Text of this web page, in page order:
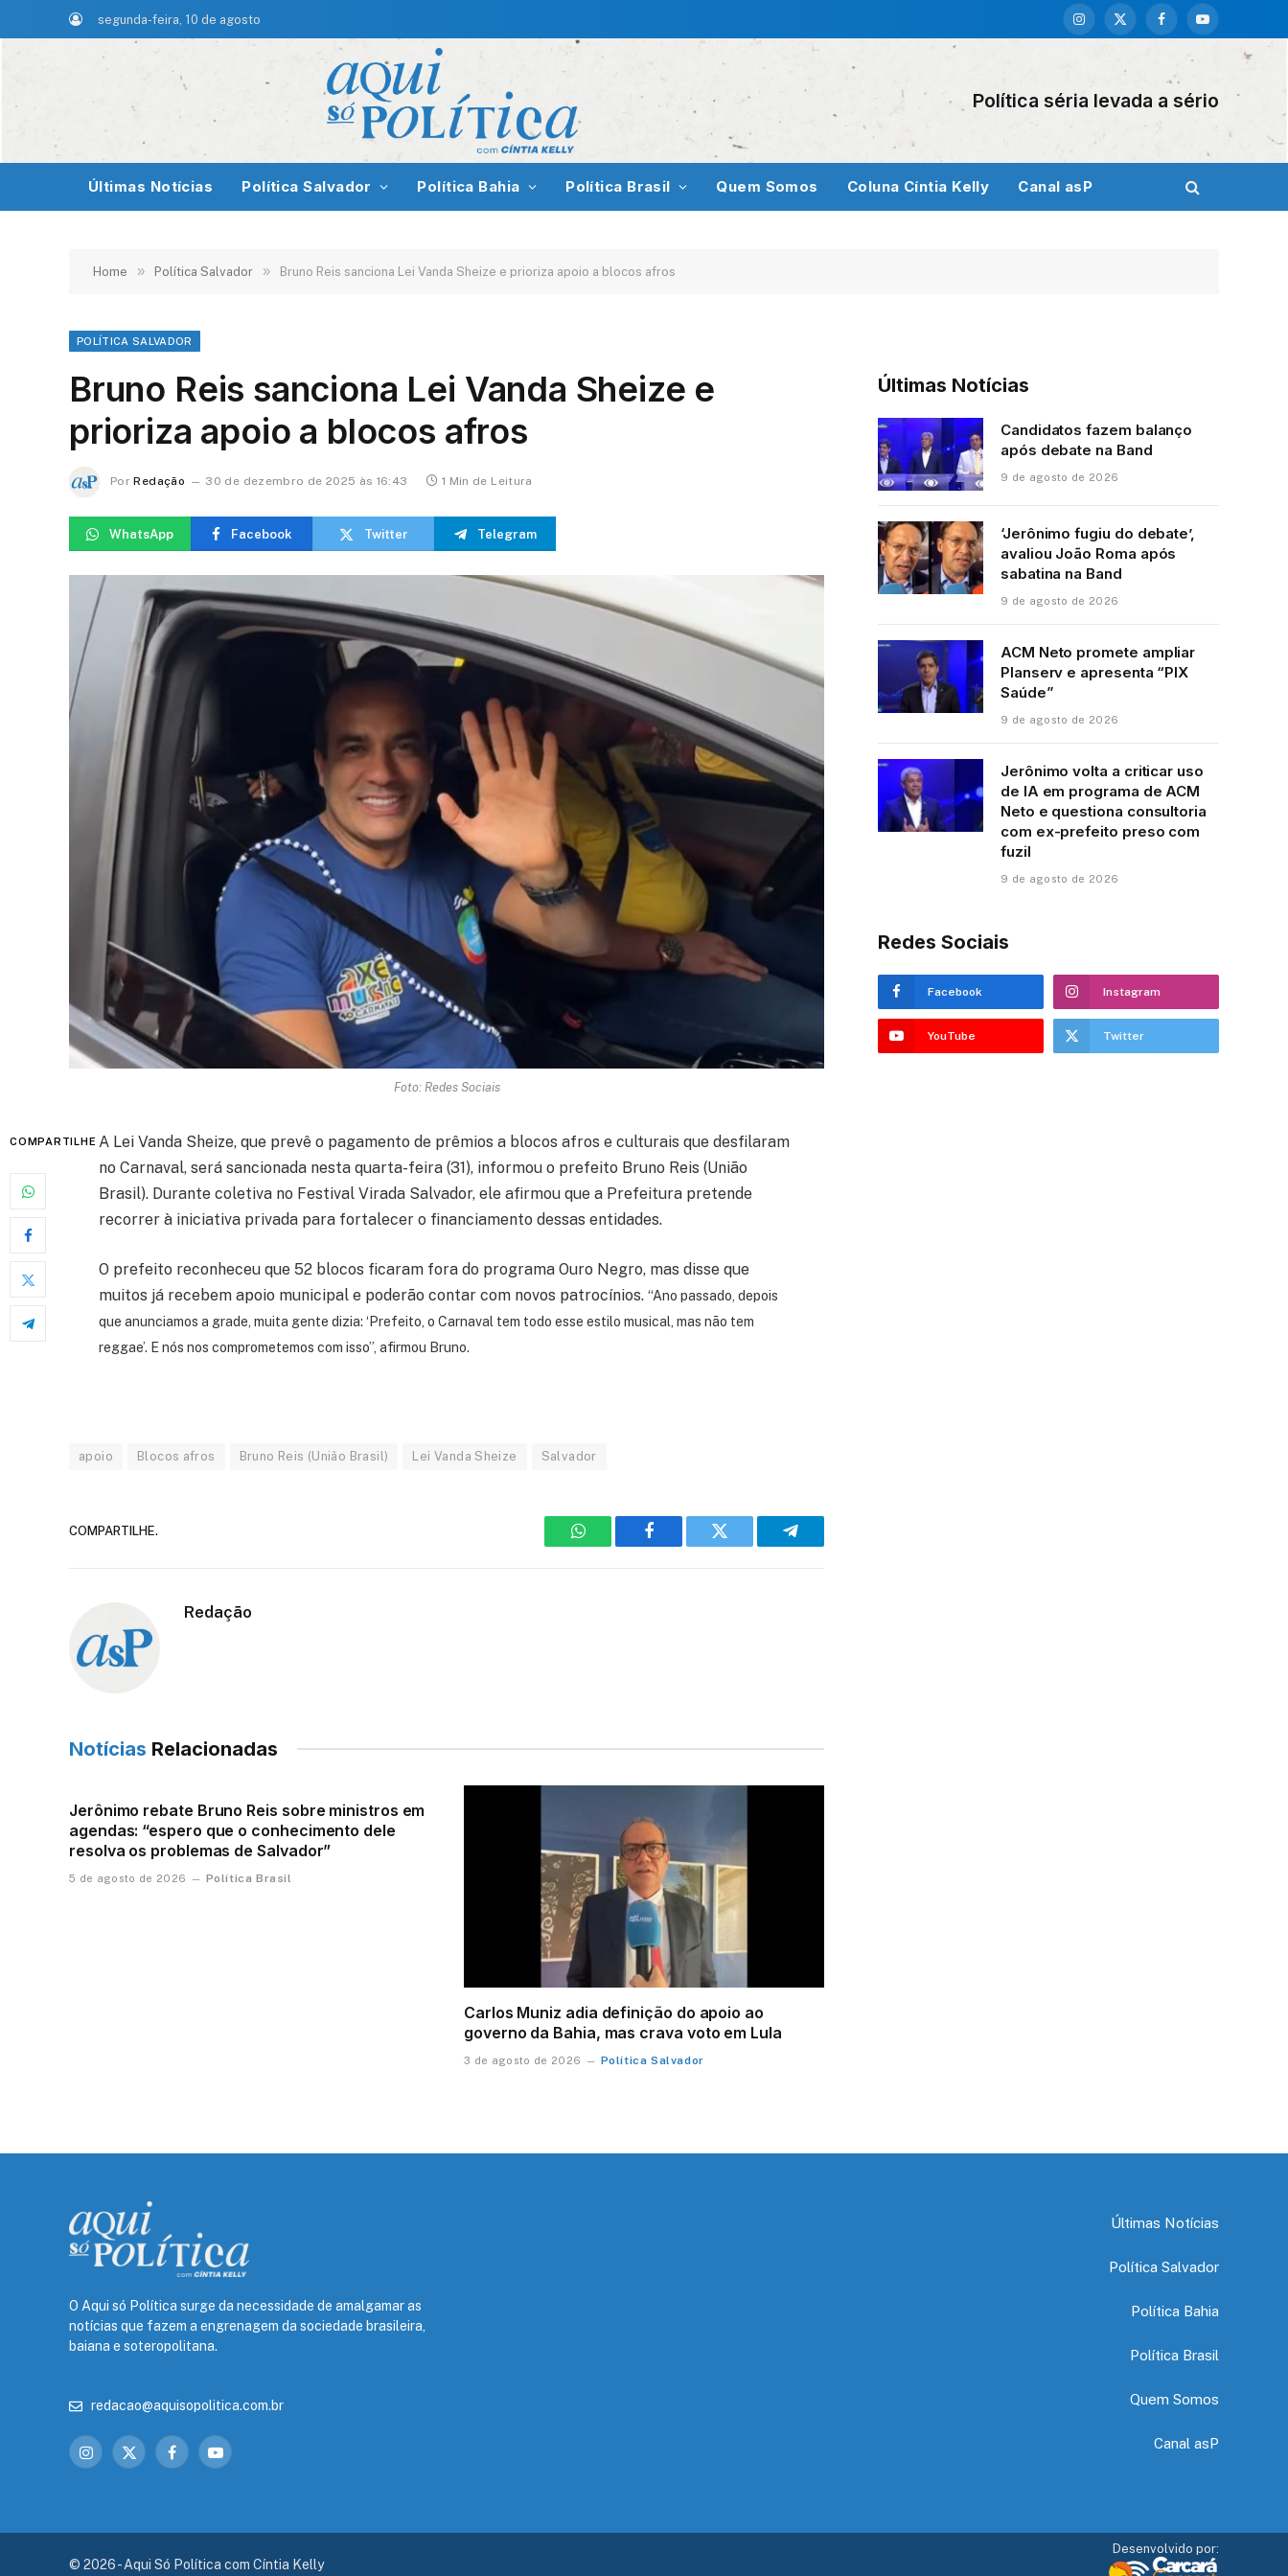
segunda-feira, 10 de agosto
Instagram
X
FacebookYouTube
Política séria levada a sério
Últimas Notícias Política Salvador Política Bahia Política Brasil Quem Somos Coluna Cíntia Kelly Canal asP
Home » Política Salvador » Bruno Reis sanciona Lei Vanda Sheize e prioriza apoio a blocos afros
POLÍTICA SALVADOR
Bruno Reis sanciona Lei Vanda Sheize e
prioriza apoio a blocos afros
Por Redação 30 de dezembro de 2025 às 16:43 1 Min de Leitura
WhatsApp Facebook Twitter Telegram
Foto: Redes Sociais
COMPARTILHE A Lei Vanda Sheize, que prevê o pagamento de prêmios a blocos afros e culturais que desfilaram
no Carnaval, será sancionada nesta quarta-feira (31), informou o prefeito Bruno Reis (União
Brasil). Durante coletiva no Festival Virada Salvador, ele afirmou que a Prefeitura pretende
recorrer à iniciativa privada para fortalecer o financiamento dessas entidades.
O prefeito reconheceu que 52 blocos ficaram fora do programa Ouro Negro, mas disse que
muitos já recebem apoio municipal e poderão contar com novos patrocínios. “Ano passado, depois
que anunciamos a grade, muita gente dizia: ‘Prefeito, o Carnaval tem todo esse estilo musical, mas não tem
reggae’. E nós nos comprometemos com isso”, afirmou Bruno.
apoio Blocos afros Bruno Reis (União Brasil) Lei Vanda Sheize Salvador
COMPARTILHE.
WhatsAppFacebook Twitter Telegram
Redação
Notícias Relacionadas
Jerônimo rebate Bruno Reis sobre ministros em
agendas: “espero que o conhecimento dele
resolva os problemas de Salvador”
5 de agosto de 2026 Política Brasil
Carlos Muniz adia definição do apoio ao
governo da Bahia, mas crava voto em Lula
3 de agosto de 2026 Política Salvador
Últimas Notícias
Candidatos fazem balanço
após debate na Band
9 de agosto de 2026
‘Jerônimo fugiu do debate’,
avaliou João Roma após
sabatina na Band
9 de agosto de 2026
ACM Neto promete ampliar
Planserv e apresenta “PIX
Saúde”
9 de agosto de 2026
Jerônimo volta a criticar uso
de IA em programa de ACM
Neto e questiona consultoria
com ex-prefeito preso com
fuzil
9 de agosto de 2026
Redes Sociais
Facebook Instagram
YouTube Twitter
O Aqui só Política surge da necessidade de amalgamar as
notícias que fazem a engrenagem da sociedade brasileira,
baiana e soteropolitana.
redacao@aquisopolitica.com.br
Instagram
X
FacebookYouTube
Últimas Notícias
Política Salvador
Política Bahia
Política Brasil
Quem Somos
Canal asP
© 2026 - Aqui Só Política com Cíntia Kelly
Desenvolvido por: